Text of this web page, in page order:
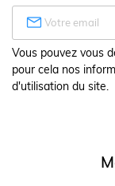

Vous pouvez vous
pour cela nos
d'utilisation du site.